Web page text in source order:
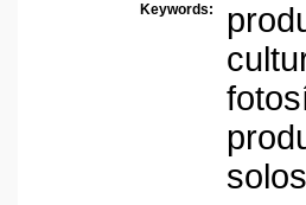
Keywords: